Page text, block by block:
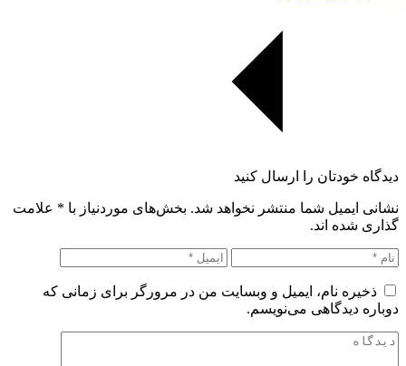
دیدگاه خودتان را ارسال کنید
نشانی ایمیل شما منتشر نخواهد شد. بخش‌های موردنیاز با * علامت
گذاری شده اند.
ذخیره نام، ایمیل و وبسایت من در مرورگر برای زمانی که
دوباره دیدگاهی می‌نویسم.